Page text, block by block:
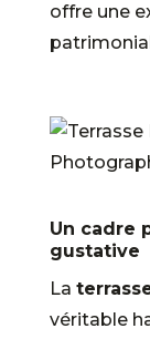
offre une
Un cadre
gustative
La
véritable